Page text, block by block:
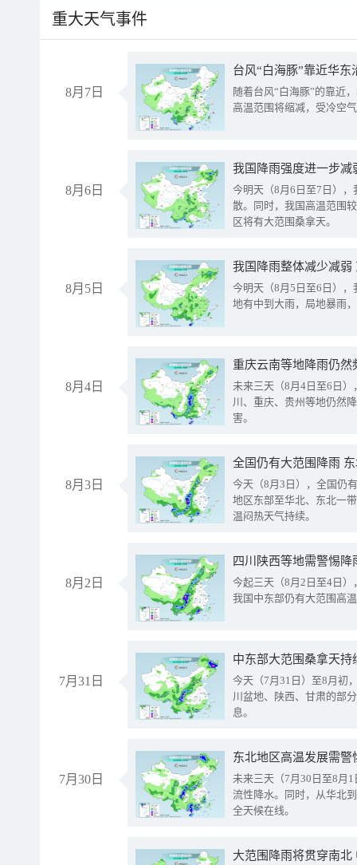
重大天气事件
8月7日
台风“白海豚”靠近华
随着台风“白海豚”的靠近
高温范围将缩减，受冷空
8月6日
今明天（8月6日至7日）
散。同时，我国高温范围
区将有大范围桑拿天。
8月5日
我国降雨整体减少减弱
今明天（8月5日至6日）
地有中到大雨，局地暴雨
8月4日
重庆云南等地降雨仍然
未来三天（8月4日至6日
川、重庆、贵州等地仍然
害。
8月3日
全国仍有大范围降雨
今天（8月3日），全国仍
地区东部至华北、东北一
温闷热天气持续。
8月2日
今起三天（8月2日至4日
我国中东部仍有大范围高
7月31日
中东部大范围桑拿天
今天（7月31日）至8月初
川盆地、陕西、甘肃的部
息。
7月30日
东北地区高温发展需
未来三天（7月30日至8月
流性降水。同时，从华北
全天候在线。
大范围降雨将贯穿南